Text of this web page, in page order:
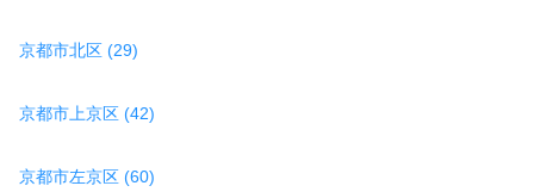
京都市北区 (29)
京都市上京区 (42)
京都市左京区 (60)